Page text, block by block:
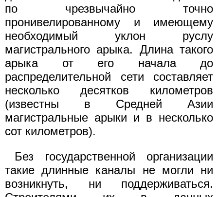
по чрезвычайно точно
пронивелированному и имеющему
необходимый уклон руслу
магистрального арыка. Длина такого
арыка от его начала до
распределительной сети составляет
несколько десятков километров
(известны в Средней Азии
магистральные арыки и в несколько
сот километров).
Без государственной организации
такие длинные каналы не могли ни
возникнуть, ни поддерживаться.